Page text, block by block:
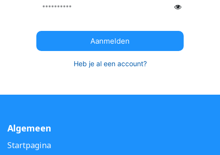
Aanmelden
Heb je al een account?
Algemeen
Startpagina